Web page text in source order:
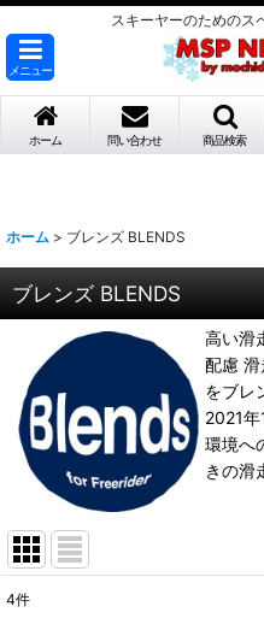
スキーヤーのためのス
メニュー
ホーム 問い合わせ 商品検索
ホーム > ブレンズ BLENDS
ブレンズ BLENDS
高い滑
配慮
をブレ
2021年
環境へ
きの滑
4件